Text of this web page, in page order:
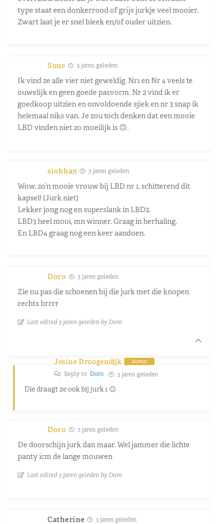
type staat een donkerrood of grijs jurkje veel mooier.
Zwart laat je er snel bleek en/of ouder uitzien.
Suus 3 jaren geleden
Ik vind ze alle vier niet geweldig. Nr1 en Nr 4 veels te
ouwelijk en geen goede pasvorm. Nr 2 vind ik er
goedkoop uitzien en onvoldoende sjiek en nr 3 snap ik
helemaal niks van. Je zou toch denken dat een mooie
LBD vinden niet zo moeilijk is 🙃.
siobhan 3 jaren geleden
Wow, zo’n mooie vrouw bij LBD nr 1, schitterend dit
kapsel! (Jurk niet)
Lekker jong nog en superslank in LBD2.
LBD3 heel mooi, mn winner. Graag in herhaling.
En LBD4 graag nog een keer aandoen.
Doro 3 jaren geleden
Zie nu pas die schoenen bij die jurk met die knopen
rechts brrrr
Last edited 3 jaren geleden by Doro
Josine Droogendijk Auteur
Reply to Doro 3 jaren geleden
Die draagt ze ook bij jurk 1 😉
Doro 3 jaren geleden
De doorschijn jurk dan maar. Wel jammer die lichte
panty icm de lange mouwen
Last edited 3 jaren geleden by Doro
Catherine 3 jaren geleden